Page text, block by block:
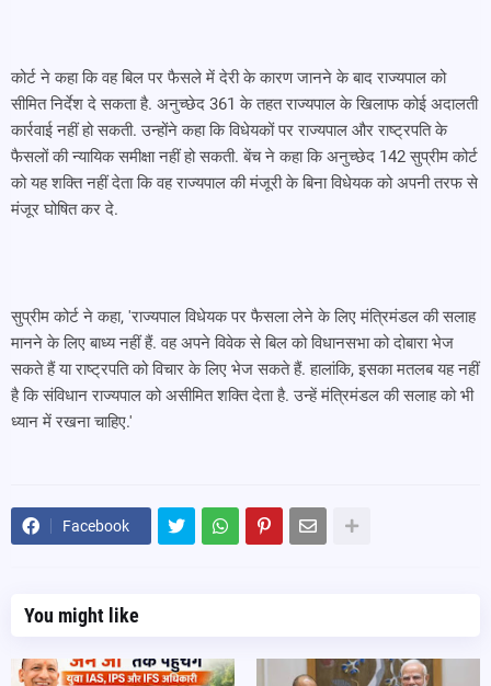
कोर्ट ने कहा कि वह बिल पर फैसले में देरी के कारण जानने के बाद राज्यपाल को
सीमित निर्देश दे सकता है. अनुच्छेद 361 के तहत राज्यपाल के खिलाफ कोई अदालती
कार्रवाई नहीं हो सकती. उन्होंने कहा कि विधेयकों पर राज्यपाल और राष्ट्रपति के
फैसलों की न्यायिक समीक्षा नहीं हो सकती. बेंच ने कहा कि अनुच्छेद 142 सुप्रीम कोर्ट
को यह शक्ति नहीं देता कि वह राज्यपाल की मंजूरी के बिना विधेयक को अपनी तरफ से
मंजूर घोषित कर दे.
सुप्रीम कोर्ट ने कहा, 'राज्यपाल विधेयक पर फैसला लेने के लिए मंत्रिमंडल की सलाह
मानने के लिए बाध्य नहीं हैं. वह अपने विवेक से बिल को विधानसभा को दोबारा भेज
सकते हैं या राष्ट्रपति को विचार के लिए भेज सकते हैं. हालांकि, इसका मतलब यह नहीं
है कि संविधान राज्यपाल को असीमित शक्ति देता है. उन्हें मंत्रिमंडल की सलाह को भी
ध्यान में रखना चाहिए.'
Facebook
You might like